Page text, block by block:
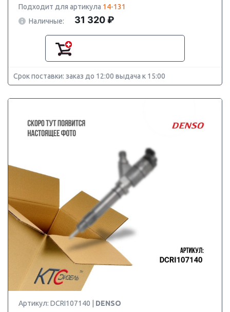
Подходит для артикула 14-131
Наличные:
31 320 ₽
Срок поставки: заказ до 12:00 выдача к 15:00
Артикул: DCRI107140 | DENSO